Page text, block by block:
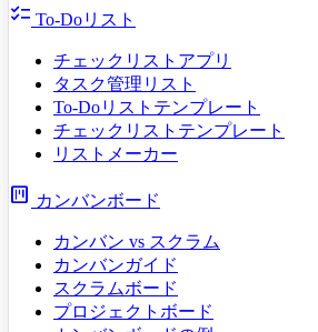
checklist To-Doリスト
チェックリストアプリ
タスク管理リスト
To-Doリストテンプレート
チェックリストテンプレート
リストメーカー
view_kanban カンバンボード
カンバン vs スクラム
カンバンガイド
スクラムボード
プロジェクトボード